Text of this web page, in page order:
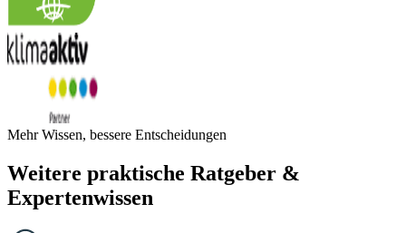
Mehr Wissen, bessere Entscheidungen
Weitere praktische Ratgeber &
Expertenwissen